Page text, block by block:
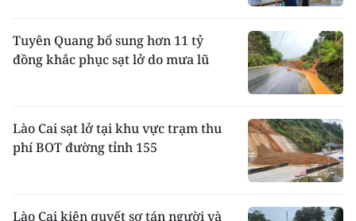
Tuyên Quang bổ sung hơn 11 tỷ
đồng khắc phục sạt lở do mưa lũ
Lào Cai sạt lở tại khu vực trạm thu
phí BOT đường tỉnh 155
Lào Cai kiên quyết sơ tán người và